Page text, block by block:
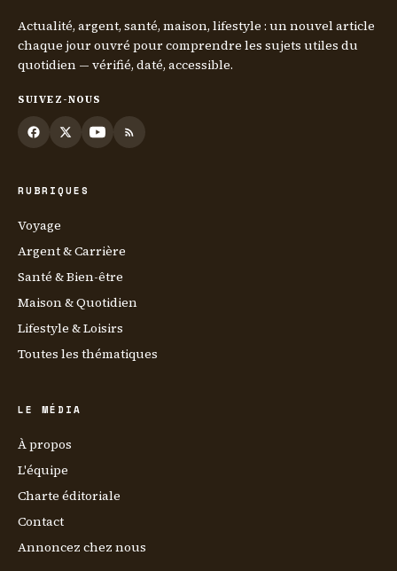
Actualité, argent, santé, maison, lifestyle : un nouvel article
chaque jour ouvré pour comprendre les sujets utiles du
quotidien — vérifié, daté, accessible.
SUIVEZ-NOUS
RUBRIQUES
Voyage
Argent & Carrière
Santé & Bien-être
Maison & Quotidien
Lifestyle & Loisirs
Toutes les thématiques
LE MÉDIA
À propos
L'équipe
Charte éditoriale
Contact
Annoncez chez nous